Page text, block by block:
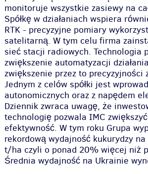
monitoruje wszystkie zasiewy na
Spółkę w działaniach wspiera
RTK - precyzyjne pomiary
satelitarną. W tym celu firma
sieć stacji radiowych. Technologia
zwiększenie automatyzacji
zwiększenie przez to precyzyjności
Jednym z celów spółki jest
autonomicznych oraz z napędem
Dziennik zwraca uwagę, że
technologię pozwala IMC
efektywność. W tym roku Grupa
rekordową wydajność kukurydzy
t/ha czyli o ponad 20% więcej niż
Średnia wydajność na Ukrainie